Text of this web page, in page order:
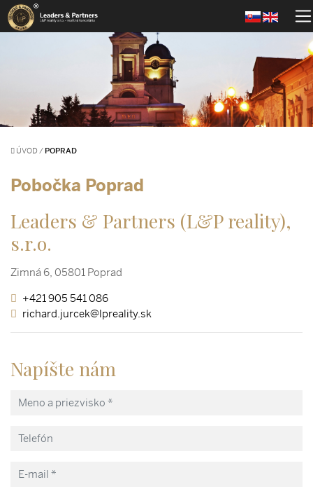
ÚVOD / POPRAD
Pobočka Poprad
Leaders & Partners (L&P reality),
s.r.o.
Zimná 6, 05801 Poprad
+421 905 541 086
richard.jurcek@lpreality.sk
Napíšte nám